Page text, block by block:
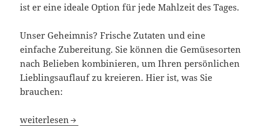
ist er eine ideale Option für jede Mahlzeit des Tages.
Unser Geheimnis? Frische Zutaten und eine
einfache Zubereitung. Sie können die Gemüsesorten
nach Belieben kombinieren, um Ihren persönlichen
Lieblingsauflauf zu kreieren. Hier ist, was Sie
brauchen:
Knuspriger Gemüseauflauf: Ein Genuss für alle Sinne!
weiterlesen